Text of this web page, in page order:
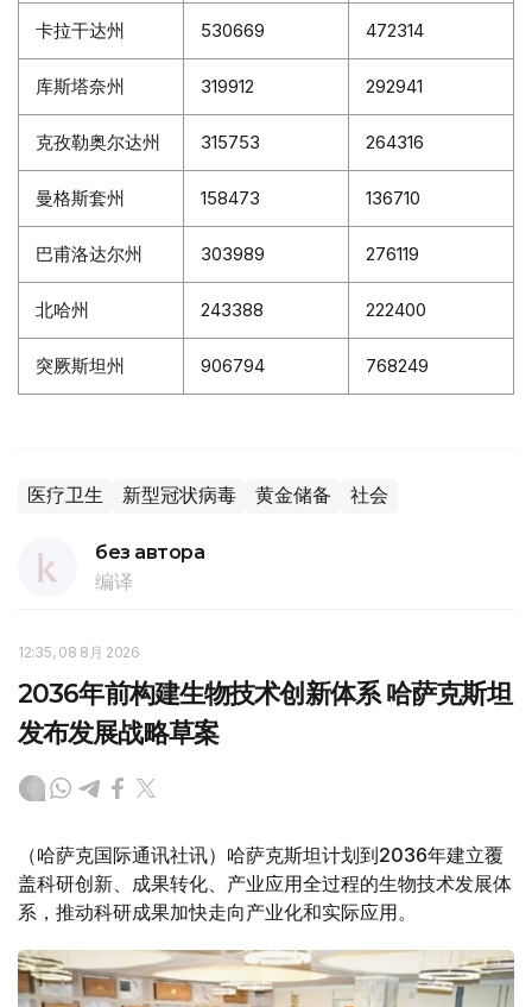
卡拉干达州 530669 472314
库斯塔奈州 319912 292941
克孜勒奥尔达州 315753 264316
曼格斯套州 158473 136710
巴甫洛达尔州 303989 276119
北哈州 243388 222400
突厥斯坦州 906794 768249
医疗卫生 新型冠状病毒 黄金储备 社会
без автора
编译
12:35, 08 8月 2026
2036年前构建生物技术创新体系 哈萨克斯坦
发布发展战略草案
（哈萨克国际通讯社讯）哈萨克斯坦计划到2036年建立覆
盖科研创新、成果转化、产业应用全过程的生物技术发展体
系，推动科研成果加快走向产业化和实际应用。